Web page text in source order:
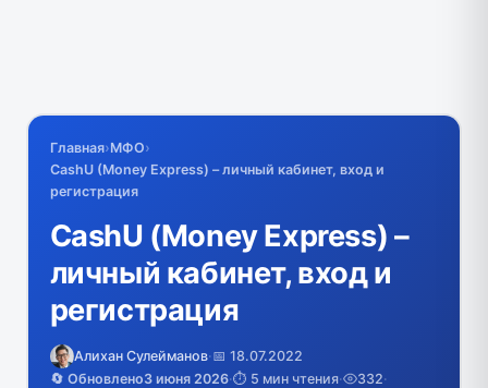
Главная›МФО›
CashU (Money Express) – личный кабинет, вход и
регистрация
CashU (Money Express) –
личный кабинет, вход и
регистрация
Алихан Сулейманов·📅 18.07.2022
🔄 Обновлено3 июня 2026·⏱️ 5 мин чтения· 332·